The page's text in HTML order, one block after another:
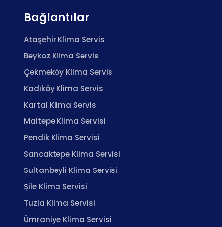
Bağlantılar
Ataşehir Klima Servis
Beykoz Klima Servis
Çekmeköy Klima Servis
Kadıköy Klima Servis
Kartal Klima Servis
Maltepe Klima Servisi
Pendik Klima Servisi
Sancaktepe Klima Servisi
Sultanbeyli Klima Servisi
Şile Klima Servisi
Tuzla Klima Servisi
Ümraniye Klima Servisi